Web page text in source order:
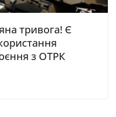
тривога! Є
з ОТРК